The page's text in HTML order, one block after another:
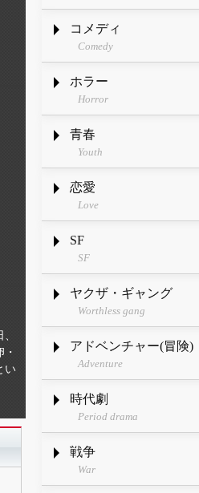
い
コメディ
Comedy
ホラー
Horror
青春
Youth
恋愛
Love
SF
SF
ヤクザ・ギャング
Worthless gang
アドベンチャー(冒険)
Adventure
時代劇
Period drama
戦争
War